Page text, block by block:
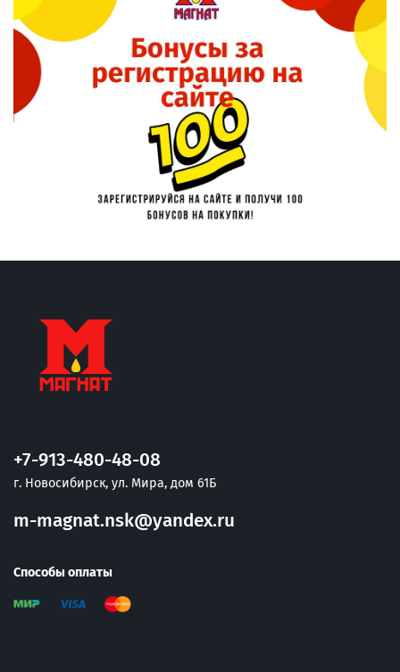
+7-913-480-48-08
г. Новосибирск, ул. Мира, дом 61Б
m-magnat.nsk@yandex.ru
Способы оплаты